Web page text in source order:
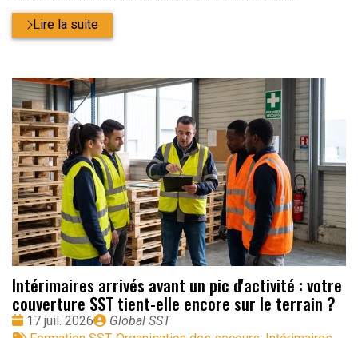
Lire la suite
Intérimaires arrivés avant un pic d'activité : votre
couverture SST tient-elle encore sur le terrain ?
Date
17 juil. 2026
Publié
Global SST